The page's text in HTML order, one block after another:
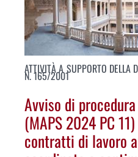
ATTIVITÀ A SUPPORTO DELLA
N. 165/2001
Avviso di
(MAPS 2024 PC
contratti di lavoro